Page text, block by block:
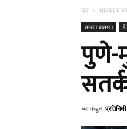
घर ताज्या
ताज्या बातम्या
पुणे-
च्या कडून प्रतिनिधी